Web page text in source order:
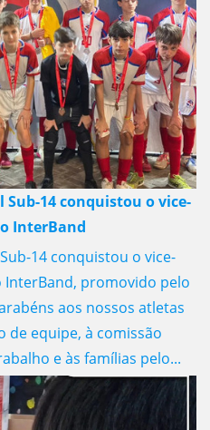
Sub-14 conquistou o vice-
InterBand
14 conquistou o vice-
promovido pelo
aos nossos atletas
de equipe, à comissão
e às famílias pelo...